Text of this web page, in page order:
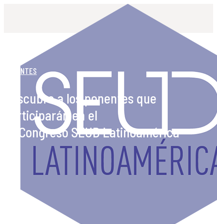
PONENTES
Descubre a los ponentes que
participarán en el
2° Congreso SEUD Latinoamérica